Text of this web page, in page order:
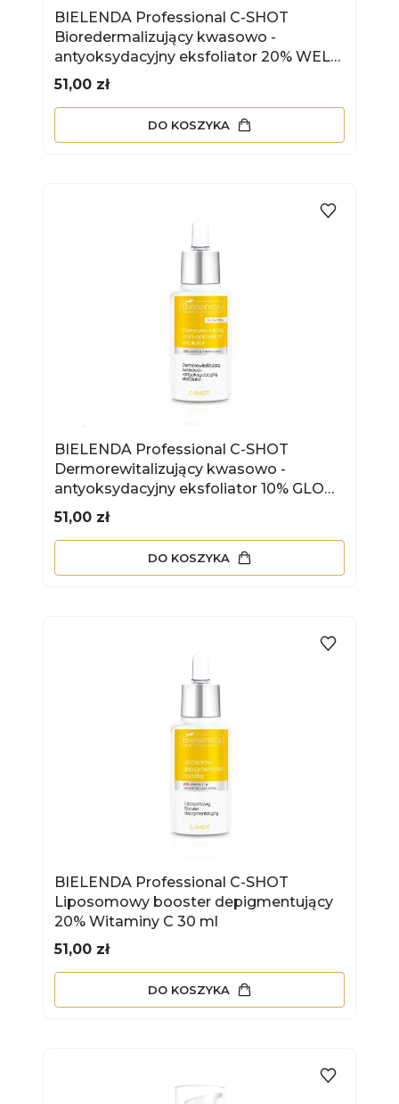
BIELENDA Professional C-SHOT
Bioredermalizujący kwasowo -
antyoksydacyjny eksfoliator 20% WELL
AGE 30 ml
Cena
51,00 zł
DO KOSZYKA
BIELENDA Professional C-SHOT
Dermorewitalizujący kwasowo -
antyoksydacyjny eksfoliator 10% GLOW
PEEL 30 ml
Cena
51,00 zł
DO KOSZYKA
BIELENDA Professional C-SHOT
Liposomowy booster depigmentujący
20% Witaminy C 30 ml
Cena
51,00 zł
DO KOSZYKA